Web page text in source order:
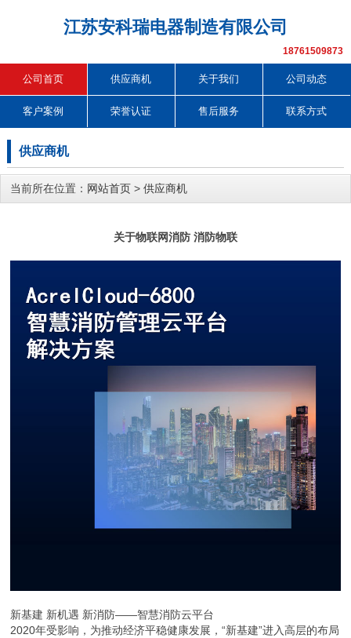
江苏安科瑞电器制造有限公司
18761509873
公司首页 供应商机 关于我们 公司动态
客户案例 荣誉认证 售后服务 联系方式
供应商机
当前所在位置： 网站首页 > 供应商机
关于物联网消防 消防物联
新基建 新机遇 新消防——智慧消防云平台
2020年受影响，为推动经济平稳健康发展，“新基建”进入高层的布局